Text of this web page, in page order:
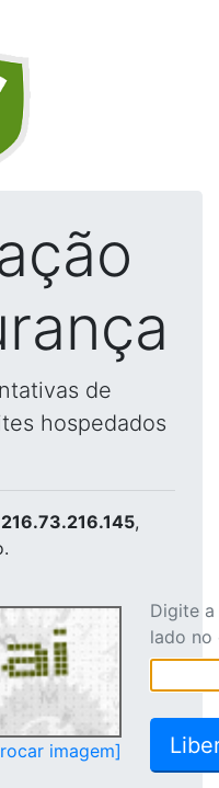
de
hospedados
216.73.216.145,
imagem]
Digite
lado no